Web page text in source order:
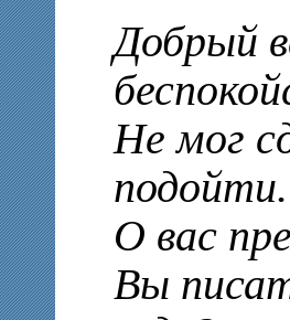
Добрый
Не мог
подойти.
О вас
Вы